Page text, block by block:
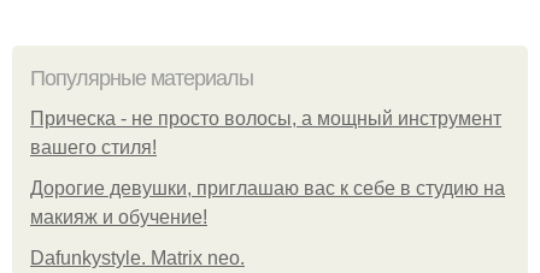
Популярные материалы
Прическа - не просто волосы, а мощный инструмент
вашего стиля!
Дорогие девушки, приглашаю вас к себе в студию на
макияж и обучение!
Dafunkystyle. Matrix neo.